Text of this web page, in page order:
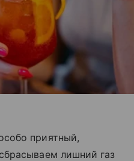
приятный,
лишний газ